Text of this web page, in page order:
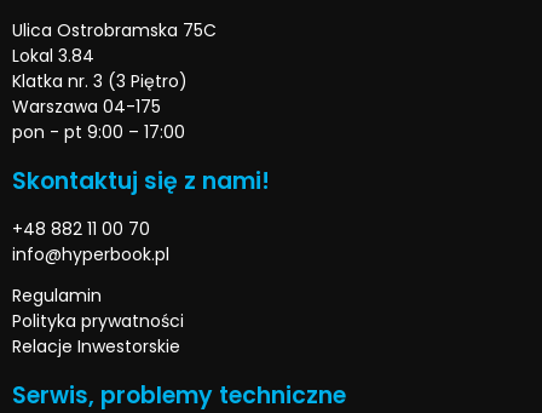
Ulica Ostrobramska 75C
Lokal 3.84
Klatka nr. 3 (3 Piętro)
Warszawa 04-175
pon - pt 9:00 – 17:00
Skontaktuj się z nami!
+48 882 11 00 70
info@hyperbook.pl
Regulamin
Polityka prywatności
Relacje Inwestorskie
Serwis, problemy techniczne